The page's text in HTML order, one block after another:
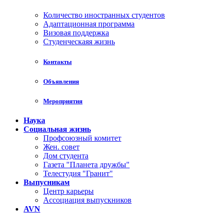
Количество иностранных студентов
Адаптационная программа
Визовая поддержка
Студенческаяя жизнь
Контакты
Объявления
Мероприятия
Наука
Социальная жизнь
Профсоюзный комитет
Жен. совет
Дом студента
Газета "Планета дружбы"
Телестудия "Гранит"
Выпусникам
Центр карьеры
Ассоциация выпускников
AVN